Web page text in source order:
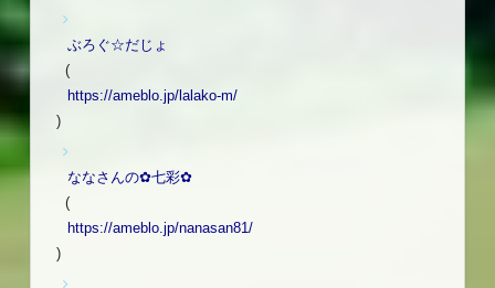
ぶろぐ☆だじょ
(
https://ameblo.jp/lalako-m/
)
ななさんの✿七彩✿
(
https://ameblo.jp/nanasan81/
)